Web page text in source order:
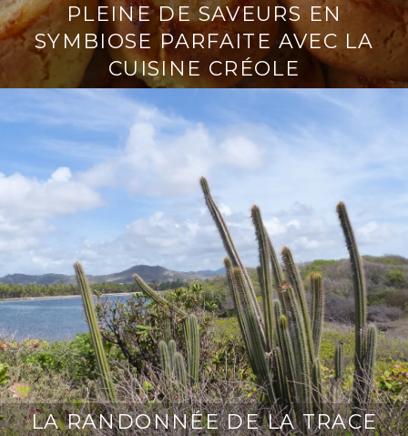
PLEINE DE SAVEURS EN
SYMBIOSE PARFAITE AVEC LA
CUISINE CRÉOLE
LA RANDONNÉE DE LA TRACE